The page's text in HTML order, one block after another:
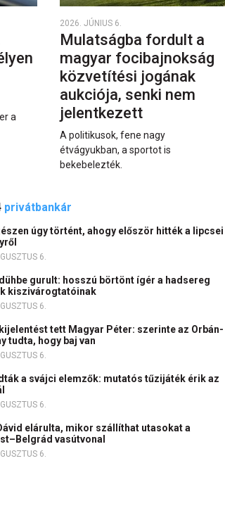
a
2026. JÚNIUS 6.
Mulatságba fordult a
magyar focibajnokság
közvetítési jogának
aukciója, senki nem
jelentkezett
A politikusok, fene nagy
étvágyukban, a sportot is
bekebelezték.
privátbankár
úgy történt, ahogy először hitték a lipcsei
6.
gurult: hosszú börtönt ígér a hadsereg
kiszivárogtatóinak
6.
tett Magyar Péter: szerinte az Orbán-
tudta, hogy baj van
6.
a svájci elemzők: mutatós tűzijáték érik az
6.
elárulta, mikor szállíthat utasokat a
vasútvonal
6.